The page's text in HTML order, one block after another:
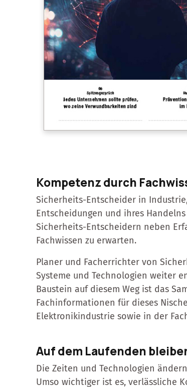
Kompetenz durch
Sicherheits-Entscheider in
Entscheidungen und ihres
Sicherheits-Entscheidern neben
Fachwissen zu erwarten.
Planer und Facherrichter von
Systeme und Technologien weiter
Baustein auf diesem Weg ist das
Fachinformationen für dieses
Elektronikindustrie sowie in der
Auf dem Laufenden
Die Zeiten und Technologien
Umso wichtiger ist es, verlässliche